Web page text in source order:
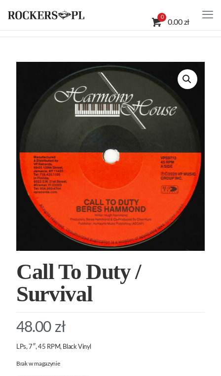
0
0.00 zł
Call To Duty /
Survival
48.00 zł
LPs, 7″, 45 RPM, Black Vinyl
Brak w magazynie